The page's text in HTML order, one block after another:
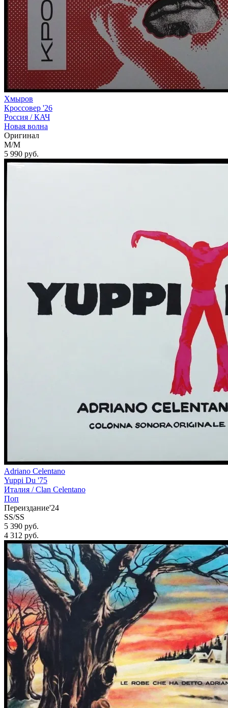
Хмыров
Кроссовер '26
Россия /КАЧ
Новая волна
Оригинал
M/M
5 990 руб.
Adriano Celentano
Yuppi Du '75
Италия /Clan Celentano
Поп
Переиздание'24
SS/SS
5 390 руб.
4 312 руб.